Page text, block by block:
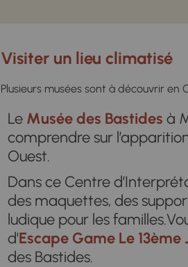
Visiter un lieu climatisé
Plusieurs musées sont à découvrir en
Le Musée des Bastides à
comprendre sur
Ouest.
Dans ce Centre
des maquettes, des
ludique pour les
d'Escape Game Le 13ème
des Bastides.